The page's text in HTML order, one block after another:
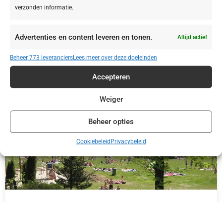
verzonden informatie.
Advertenties en content leveren en tonen. Altijd actief
Beheer 773 leveranciersLees meer over deze doeleinden
Accepteren
Weiger
Beheer opties
CookiebeleidPrivacybeleid
€ 415,00